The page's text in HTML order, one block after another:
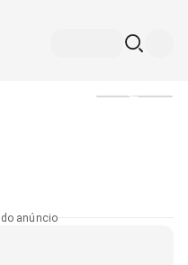
anúncio